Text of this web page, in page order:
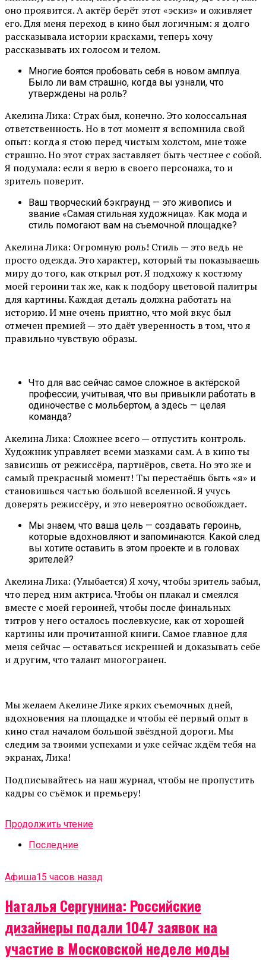
оно проявится. А актёр берёт этот «эскиз» и оживляет
его. Для меня переход в кино был логичным: я долго
рассказывала истории красками, теперь хочу
рассказывать их голосом и телом.
Многие боятся пробовать себя в новом амплуа.
Было ли вам страшно, когда вы узнали, что
утверждены на роль?
Акелина Лика: Страх был, конечно. Это колоссальная
ответственность. Но в тот момент я вспомнила свой
опыт: когда я стою перед чистым холстом, мне тоже
страшно. Но этот страх заставляет быть честнее с собой.
Я подумала: если я верю в своего персонажа, то и
зритель поверит.
Ваш творческий бэкграунд — это живопись и
звание «Самая стильная художница». Как мода и
стиль помогают вам на съемочной площадке?
Акелина Лика: Огромную роль! Стиль — это ведь не
просто одежда. Это характер, который ты показываешь
миру до того, как открыл рот. Я подхожу к костюму
моей героини так же, как к подбору цветовой палитры
для картины. Каждая деталь должна работать на
историю. И мне очень приятно, что мой вкус был
отмечен премией — это даёт уверенность в том, что я
правильно чувствую образы.
Что для вас сейчас самое сложное в актёрской
профессии, учитывая, что вы привыкли работать в
одиночестве с мольбертом, а здесь — целая
команда?
Акелина Лика: Сложнее всего — отпустить контроль.
Художник управляет всеми мазками сам. А в кино ты
зависишь от режиссёра, партнёров, света. Но это же и
самый прекрасный момент! Ты перестаёшь быть «я» и
становишься частью большой вселенной. Я учусь
доверять режиссёру, и это невероятно освобождает.
Мы знаем, что ваша цель — создавать героинь,
которые вдохновляют и запоминаются. Какой след
вы хотите оставить в этом проекте и в головах
зрителей?
Акелина Лика: (Улыбается) Я хочу, чтобы зритель забыл,
что перед ним актриса. Чтобы он плакал и смеялся
вместе с моей героиней, чтобы после финальных
титров у него осталось послевкусие, как от хорошей
картины или прочитанной книги. Самое главное для
меня сейчас — оставаться искренней и доказывать себе
и другим, что талант многогранен.
Мы желаем Акелине Лике ярких съемочных дней,
вдохновения на площадке и чтобы её первый опыт в
кино стал началом большой звёздной дороги. Мы
следим за твоими успехами и уже сейчас ждём тебя на
экранах, Лика!
Подписывайтесь на наш журнал, чтобы не пропустить
кадры со съёмок и премьеру!
Продолжить чтение
Последние
Афиша15 часов назад
Наталья Сергунина: Российские
дизайнеры подали 1047 заявок на
участие в Московской неделе моды